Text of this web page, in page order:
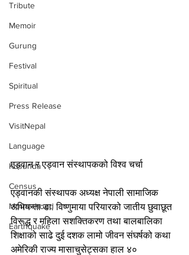
Tribute
Memoir
Gurung
Festival
Spiritual
Press Release
VisitNepal
Language
Kusunda
Census
Motherhood
Earthquake
एड्वान र एड्वान संस्थापकको विश्व चर्चा
एड्वानकी संस्थापक अध्यक्ष नेपाली सामाजिक
अभियन्ता डा. विष्णुमाया परियारको जातीय छुवाछूत
विरूद्ध र महिला सशक्तिकरण तथा बालबालिका
शिक्षाको साढे दुई दशक लामो जीवन संघर्षको कथा
अमेरिकी राज्य मासाचुसेट्सका हाल ४०